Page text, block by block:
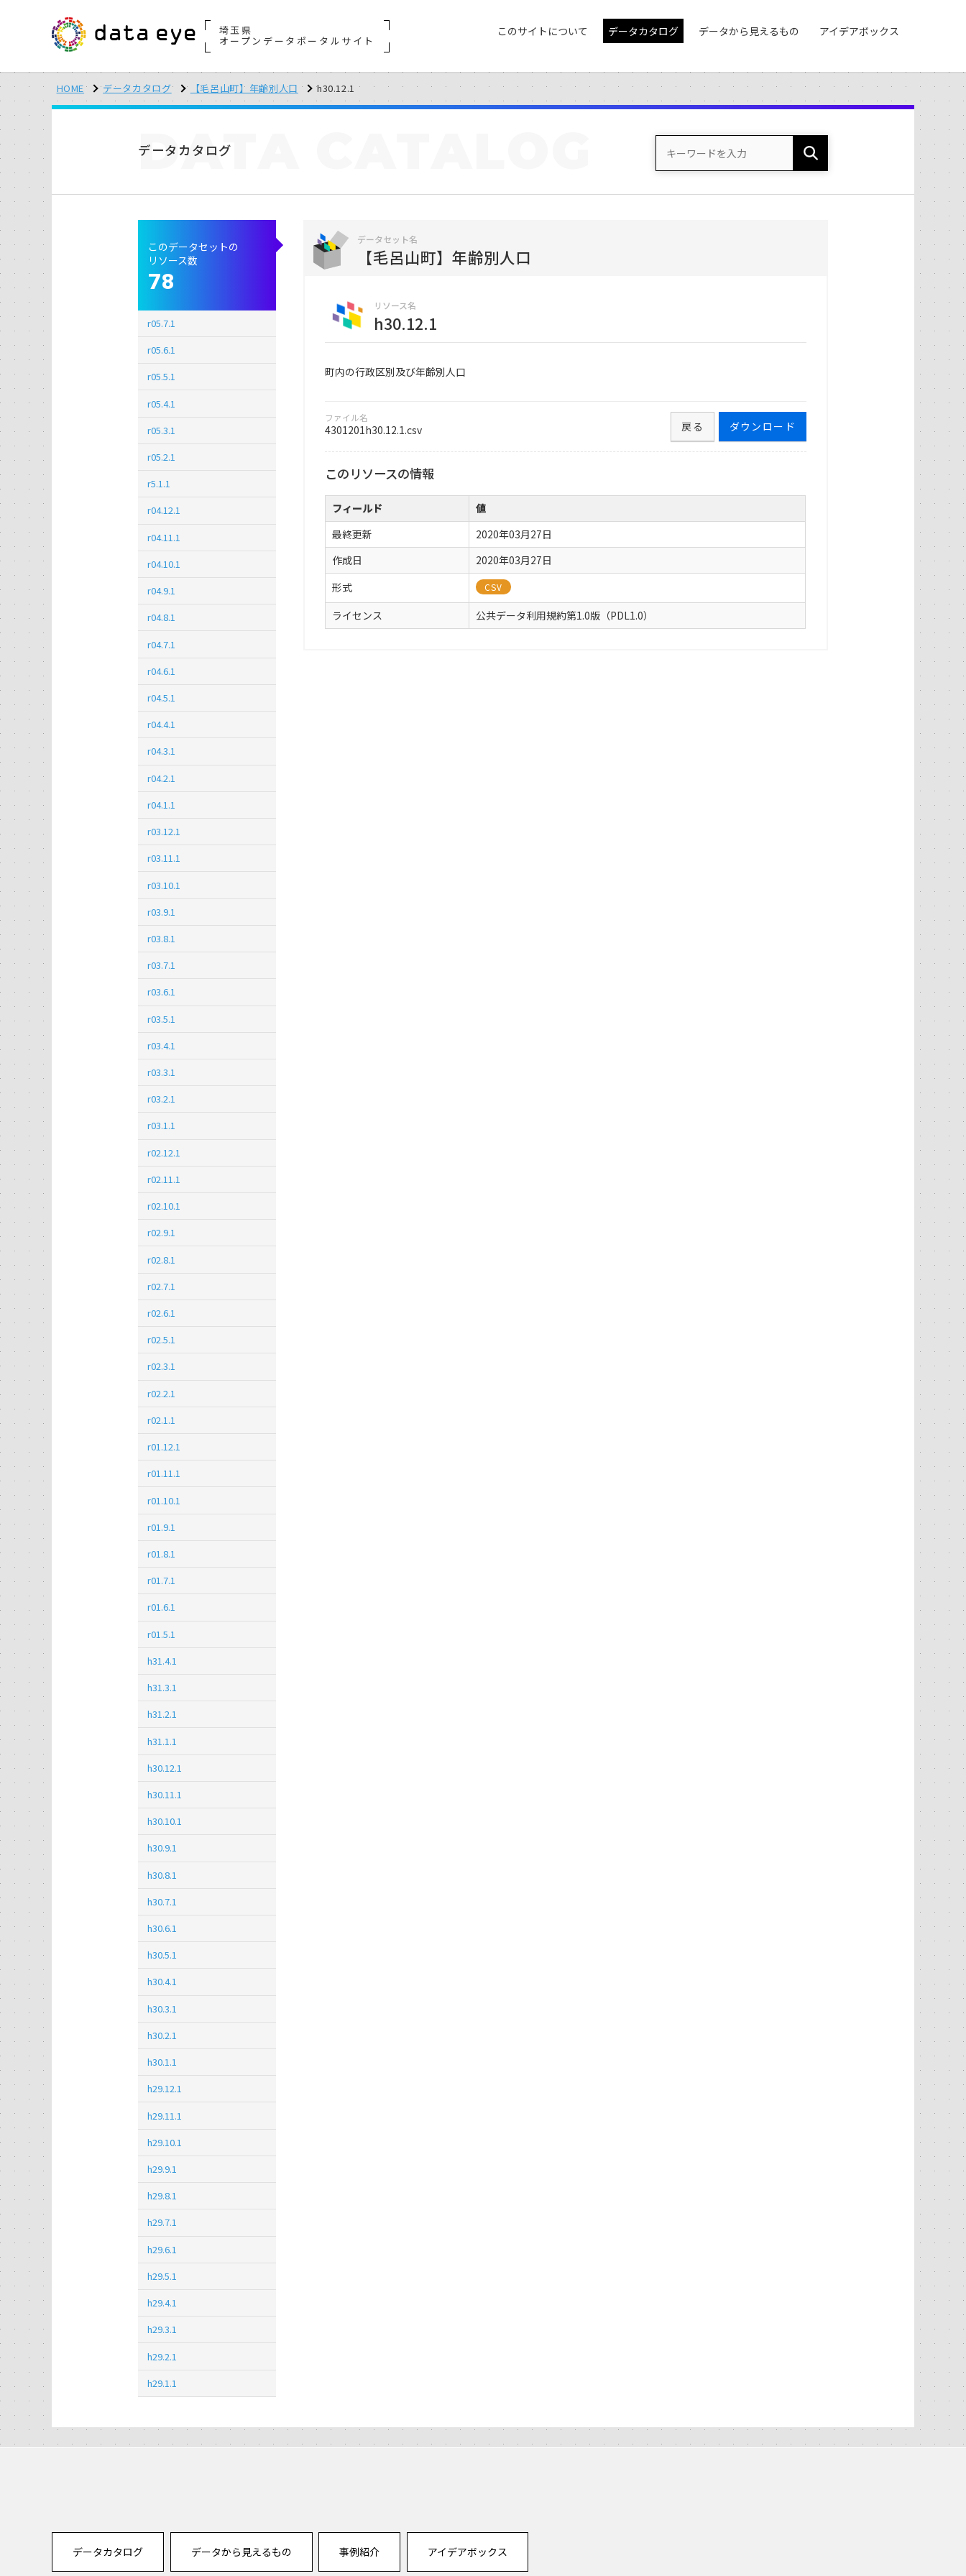
埼玉県
オープンデータポータルサイト
このサイトについて データカタログ データから見えるもの アイデアボックス
HOME データカタログ 【毛呂山町】年齢別人口 h30.12.1
データカタログ
DATA
データセット名
【毛呂山町】年齢別人口
リソース名
h30.12.1
町内の行政区別及び年齢別人口
ファイル名
4301201h30.12.1.csv ダウンロード
戻る
このリソースの情報
フィールド
値
最終更新
2020年03月27日
作成日
2020年03月27日
形式
CSV
ライセンス 公共データ利用規約第1.0版（PDL1.0）
このデータセットの
リソース数
78
r05.7.1
r05.6.1
r05.5.1
r05.4.1
r05.3.1
r05.2.1
r5.1.1
r04.12.1
r04.11.1
r04.10.1
r04.9.1
r04.8.1
r04.7.1
r04.6.1
r04.5.1
r04.4.1
r04.3.1
r04.2.1
r04.1.1
r03.12.1
r03.11.1
r03.10.1
r03.9.1
r03.8.1
r03.7.1
r03.6.1
r03.5.1
r03.4.1
r03.3.1
r03.2.1
r03.1.1
r02.12.1
r02.11.1
r02.10.1
r02.9.1
r02.8.1
r02.7.1
r02.6.1
r02.5.1
r02.3.1
r02.2.1
r02.1.1
r01.12.1
r01.11.1
r01.10.1
r01.9.1
r01.8.1
r01.7.1
r01.6.1
r01.5.1
h31.4.1
h31.3.1
h31.2.1
h31.1.1
h30.12.1
h30.11.1
h30.10.1
h30.9.1
h30.8.1
h30.7.1
h30.6.1
h30.5.1
h30.4.1
h30.3.1
h30.2.1
h30.1.1
h29.12.1
h29.11.1
h29.10.1
h29.9.1
h29.8.1
h29.7.1
h29.6.1
h29.5.1
h29.4.1
h29.3.1
h29.2.1
h29.1.1
データカタログ データから見えるもの 事例紹介 アイデアボックス